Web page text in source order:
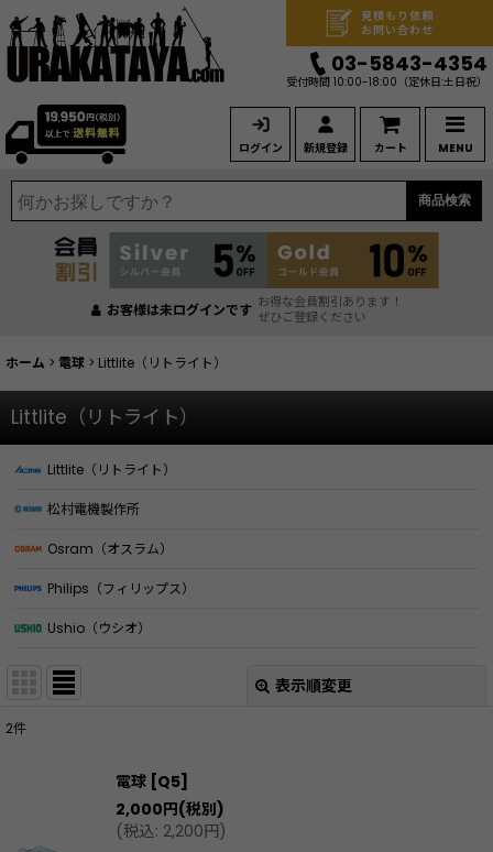
ログイン 新規登録 カート MENU
見積もり依頼
お問い合わせ
03-5843-4354
受付時間 10:00-18:00 （定休日:土日祝）
商品検索
お客様は未ログインです お得な会員割引あります！
ぜひご登録ください
ホーム > 電球 > Littlite（リトライト）
Littlite（リトライト）
Littlite（リトライト）
松村電機製作所
Osram（オスラム）
Philips（フィリップス）
Ushio（ウシオ）
表示順変更
2件
電球 [Q5]
2,000円(税別)
(税込: 2,200円)